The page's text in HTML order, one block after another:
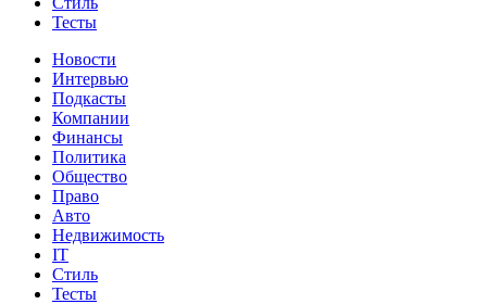
Тесты
Новости
Интервью
Подкасты
Компании
Финансы
Политика
Общество
Право
Авто
Недвижимость
IT
Стиль
Тесты